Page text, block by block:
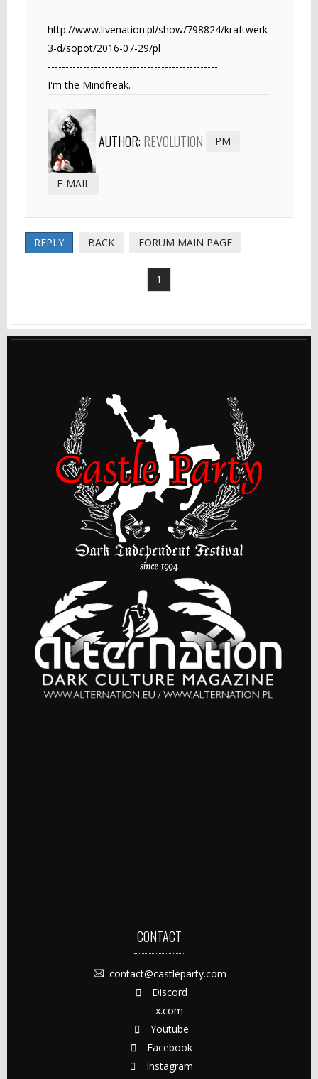
http://www.livenation.pl/show/798824/kraftwerk-
3-d/sopot/2016-07-29/pl
------------------------------------------------
I'm the Mindfreak.
AUTHOR: REVOLUTION PM
E-MAIL
REPLY BACK FORUM MAIN PAGE
1
CONTACT
contact@castleparty.com
Discord
x.com
Youtube
Facebook
Instagram